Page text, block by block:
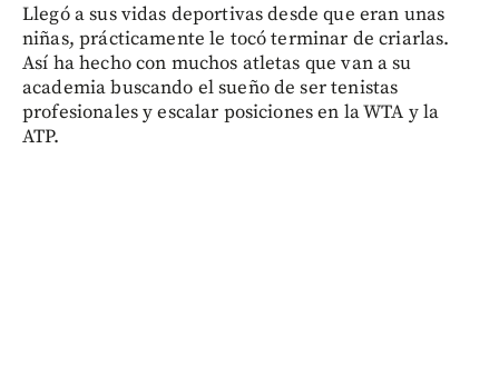
Llegó a sus vidas deportivas desde que eran unas
niñas, prácticamente le tocó terminar de criarlas.
Así ha hecho con muchos atletas que van a su
academia buscando el sueño de ser tenistas
profesionales y escalar posiciones en la WTA y la
ATP.